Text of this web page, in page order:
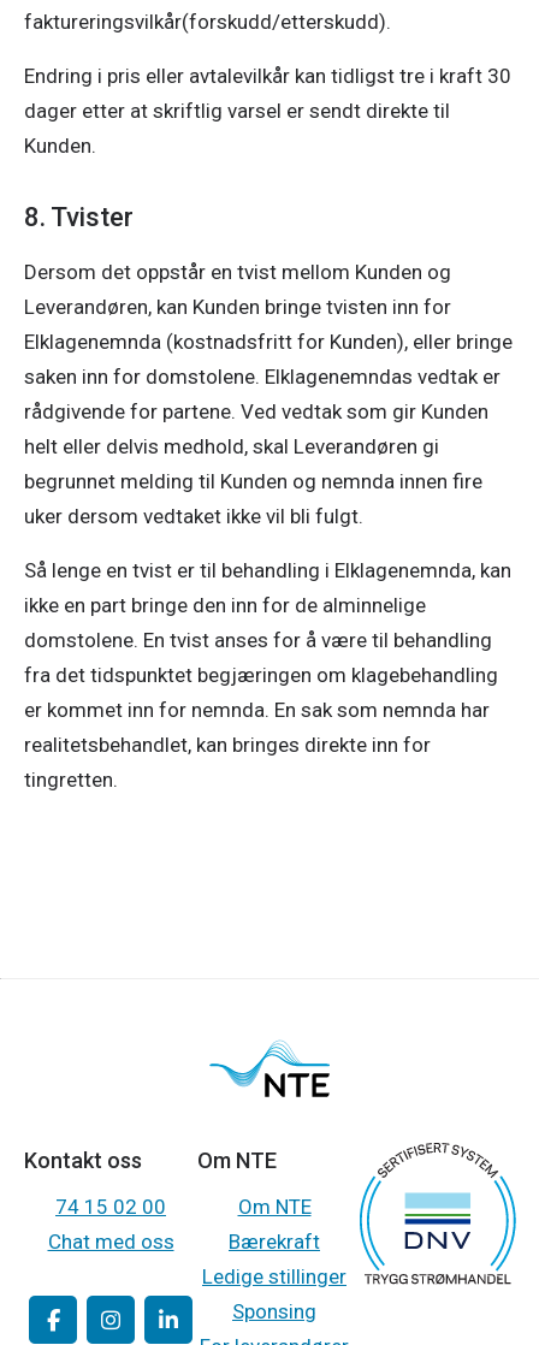
faktureringsvilkår(forskudd/etterskudd).
Endring i pris eller avtalevilkår kan tidligst tre i kraft 30
dager etter at skriftlig varsel er sendt direkte til
Kunden.
8. Tvister
Dersom det oppstår en tvist mellom Kunden og
Leverandøren, kan Kunden bringe tvisten inn for
Elklagenemnda (kostnadsfritt for Kunden), eller bringe
saken inn for domstolene. Elklagenemndas vedtak er
rådgivende for partene. Ved vedtak som gir Kunden
helt eller delvis medhold, skal Leverandøren gi
begrunnet melding til Kunden og nemnda innen fire
uker dersom vedtaket ikke vil bli fulgt.
Så lenge en tvist er til behandling i Elklagenemnda, kan
ikke en part bringe den inn for de alminnelige
domstolene. En tvist anses for å være til behandling
fra det tidspunktet begjæringen om klagebehandling
er kommet inn for nemnda. En sak som nemnda har
realitetsbehandlet, kan bringes direkte inn for
tingretten.
Kontakt oss
74 15 02 00
Chat med oss
Om NTE
Om NTE
Bærekraft
Ledige stillinger
Sponsing